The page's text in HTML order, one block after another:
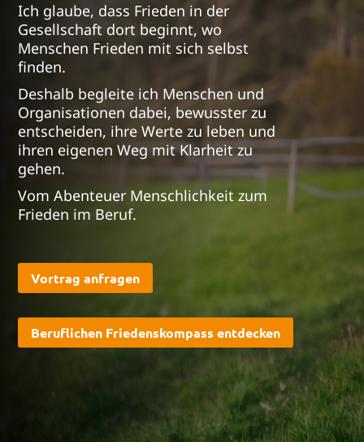
Ich glaube, dass Frieden in der
Gesellschaft dort beginnt, wo
Menschen Frieden mit sich selbst
finden.
Deshalb begleite ich Menschen und
Organisationen dabei, bewusster zu
entscheiden, ihre Werte zu leben und
ihren eigenen Weg mit Klarheit zu
gehen.
Vom Abenteuer Menschlichkeit zum
Frieden im Beruf.
Vortrag anfragen
Beruflichen Friedenskompass entdecken